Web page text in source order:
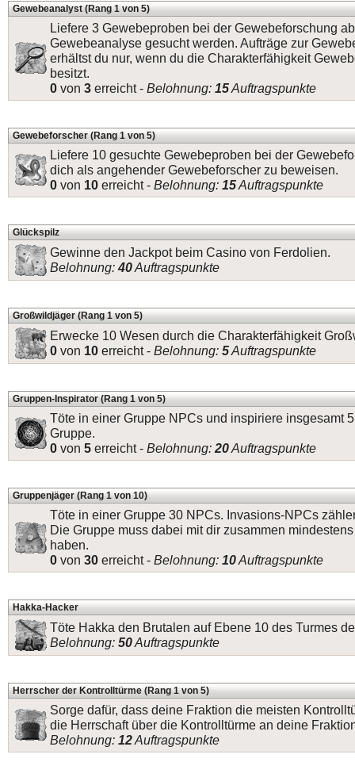
Gewebeanalyst (Rang 1 von 5)
Liefere 3 Gewebeproben bei der Gewebeforschung
Gewebeanalyse gesucht werden. Aufträge zur
erhältst du nur, wenn du die Charakterfähigkeit
besitzt.
0 von 3 erreicht - Belohnung: 15Auftragspunkte
Gewebeforscher (Rang 1 von 5)
Liefere 10 gesuchte Gewebeproben bei der
dich als angehender Gewebeforscher zu beweisen.
0 von 10 erreicht - Belohnung: 15Auftragspunkte
Glückspilz
Gewinne den Jackpot beim Casino von Ferdolien.
Belohnung:40Auftragspunkte
Großwildjäger (Rang 1 von 5)
Erwecke 10 Wesen durch die Charakterfähigkeit
0 von 10 erreicht - Belohnung: 5Auftragspunkte
Gruppen-Inspirator (Rang 1 von 5)
Töte in einer Gruppe NPCs und inspiriere insgesamt
Gruppe.
0 von 5 erreicht - Belohnung: 20Auftragspunkte
Gruppenjäger (Rang 1 von 10)
Töte in einer Gruppe 30 NPCs. Invasions-NPCs
Die Gruppe muss dabei mit dir zusammen
haben.
0 von 30 erreicht - Belohnung: 10Auftragspunkte
Hakka-Hacker
Töte Hakka den Brutalen auf Ebene 10 des Turmes
Belohnung: 50Auftragspunkte
Herrscher der Kontrolltürme (Rang 1 von 5)
Sorge dafür, dass deine Fraktion die meisten
die Herrschaft über die Kontrolltürme an deine
Belohnung: 12Auftragspunkte